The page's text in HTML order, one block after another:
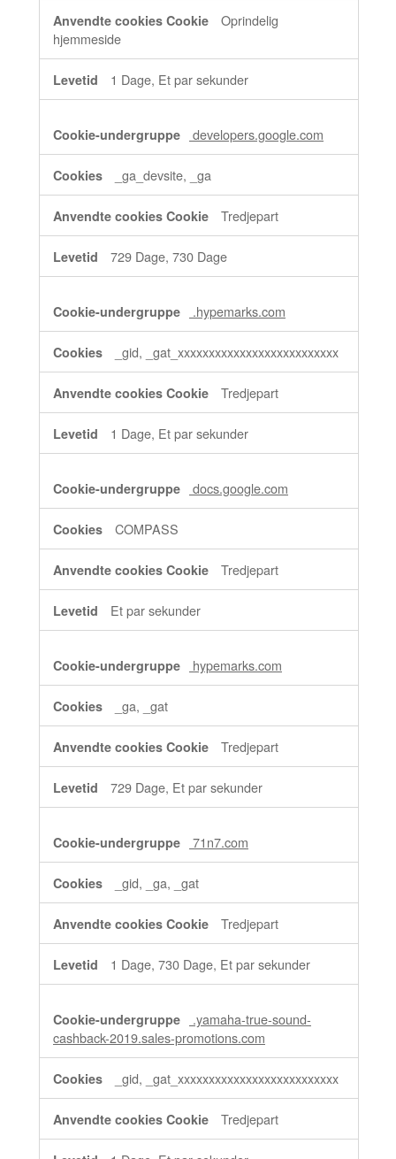
Oprindelig
hjemmeside
1 Dage, Et par sekunder
developers.google.com
_ga_devsite, _ga
Tredjepart
729 Dage, 730 Dage
.hypemarks.com
_gid, _gat_xxxxxxxxxxxxxxxxxxxxxxxxxx
Tredjepart
1 Dage, Et par sekunder
docs.google.com
COMPASS
Tredjepart
Et par sekunder
hypemarks.com
_ga, _gat
Tredjepart
729 Dage, Et par sekunder
71n7.com
_gid, _ga, _gat
Tredjepart
1 Dage, 730 Dage, Et par sekunder
.yamaha-true-sound-
cashback-2019.sales-promotions.com
_gid, _gat_xxxxxxxxxxxxxxxxxxxxxxxxxx
Tredjepart